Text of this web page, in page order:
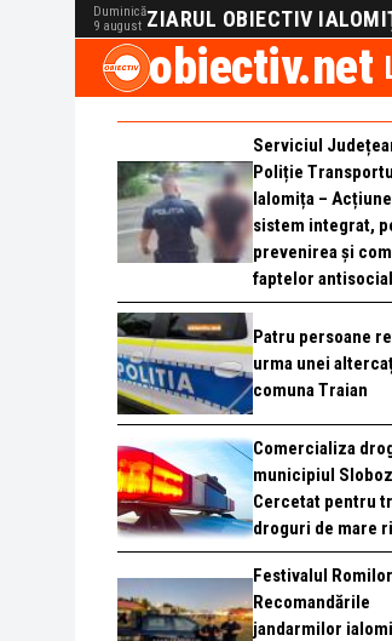
Duminică
9 august ZIARUL OBIECTIV
obiectiv.net
Serviciul
Poliție
Ialomița –
sistem integrat,
prevenirea și
faptelor
Patru persoane
urma unei
comuna Traian
Comercializa
municipiul
Cercetat pentru
droguri de mare
Festivalul
Recomandările
jandarmilor